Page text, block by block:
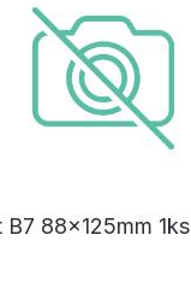
B7 88x125mm 1ks